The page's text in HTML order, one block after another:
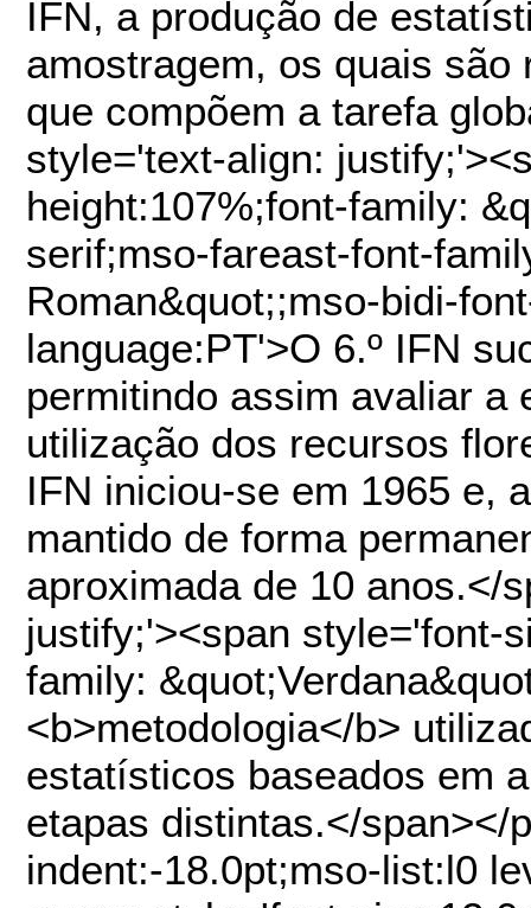
IFN, a produção de
amostragem, os quais
que compõem a tarefa
style='text-align:
height:107%;font-family:
serif;mso-fareast-font-
Roman&quot;;mso-bidi-
language:PT'>O 6.º IFN
permitindo assim avaliar a
utilização dos recursos
IFN iniciou-se em 1965 e,
mantido de forma
aproximada de 10 anos.</
justify;'><span style='font-
family:
<b>metodologia</b>
estatísticos baseados em
etapas distintas.</span></
indent:-18.0pt;mso-list:l0